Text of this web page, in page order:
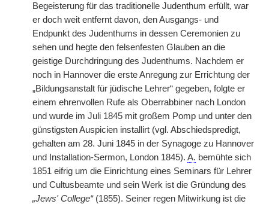
Begeisterung für das traditionelle Judenthum erfüllt, war
er doch weit entfernt davon, den Ausgangs- und
Endpunkt des Judenthums in dessen Ceremonien zu
sehen und hegte den felsenfesten Glauben an die
geistige Durchdringung des Judenthums. Nachdem er
noch in Hannover die erste Anregung zur Errichtung der
„Bildungsanstalt für jüdische Lehrer“ gegeben, folgte er
einem ehrenvollen Rufe als Oberrabbiner nach London
und wurde im Juli 1845 mit großem Pomp und unter den
günstigsten Auspicien installirt (vgl. Abschiedspredigt,
gehalten am 28. Juni 1845 in der Synagoge zu Hannover
und Installation-Sermon, London 1845). A. bemühte sich
1851 eifrig um die Einrichtung eines Seminars für Lehrer
und Cultusbeamte und sein Werk ist die Gründung des
„Jews' College“(1855). Seiner regen Mitwirkung ist die